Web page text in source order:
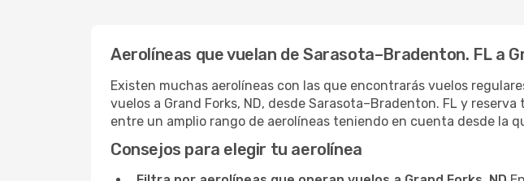
Aerolíneas que vuelan de Sarasota–Bradenton. FL a
Existen muchas aerolíneas con las que encontrarás vuelos
vuelos a Grand Forks, ND, desde Sarasota–Bradenton. FL y
entre un amplio rango de aerolíneas teniendo en cuenta desde la
Consejos para elegir tu aerolínea